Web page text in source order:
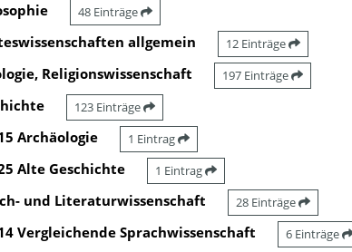
48 Einträge
allgemein 12 Einträge
Religionswissenschaft 197 Einträge
123 Einträge
Archäologie 1 Eintrag
Alte Geschichte 1 Eintrag
und Literaturwissenschaft 28 Einträge
Vergleichende Sprachwissenschaft 6 Einträge